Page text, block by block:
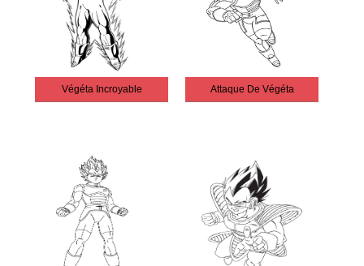
Végéta Incroyable Attaque De Végéta